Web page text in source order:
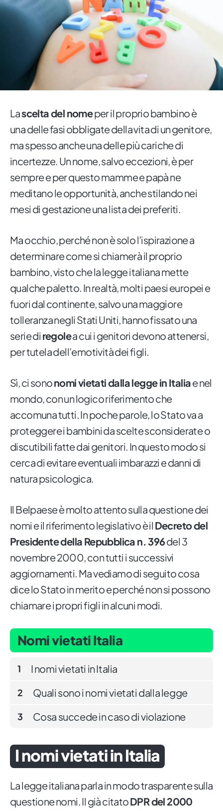
Lascelta del nomeper il proprio bambino è
una delle fasi obbligate della vita di un genitore,
ma spesso anche una delle più cariche di
incertezze. Un nome, salvo eccezioni, è per
sempre e per questo mamme e papà ne
meditano le opportunità, anche stilando nei
mesi di gestazione una lista dei preferiti.
Ma occhio, perché non è solo l’ispirazione a
determinare come si chiamerà il proprio
bambino, visto che la legge italiana mette
qualche paletto. In realtà, molti paesi europei e
fuori dal continente, salvo una maggiore
tolleranza negli Stati Uniti, hanno fissato una
serie di regolea cui i genitori devono attenersi,
per tutela dell’emotività dei figli.
Sì, ci sononomi vietati dalla legge in Italiae nel
mondo, con un logico riferimento che
accomuna tutti. In poche parole, lo Stato va a
proteggere i bambini da scelte sconsiderate o
discutibili fatte dai genitori. In questo modo si
cerca di evitare eventuali imbarazzi e danni di
natura psicologica.
Il Belpaese è molto attento sulla questione dei
nomi e il riferimento legislativo è il Decreto del
Presidente della Repubblica n. 396del 3
novembre 2000, con tutti i successivi
aggiornamenti. Ma vediamo di seguito cosa
dice lo Stato in merito e perché non si possono
chiamare i propri figli in alcuni modi.
Nomi vietati Italia
1 I nomi vietati in Italia
2 Quali sono i nomi vietati dalla legge
3 Cosa succede in caso di violazione
I nomi vietati in Italia
La legge italiana parla in modo trasparente sulla
questione nomi. Il già citatoDPR del 2000